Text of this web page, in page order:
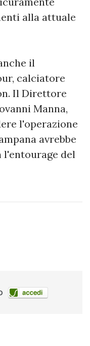
alla attuale
il
calciatore
Il Direttore
Manna,
l'operazione
avrebbe
l'entourage del